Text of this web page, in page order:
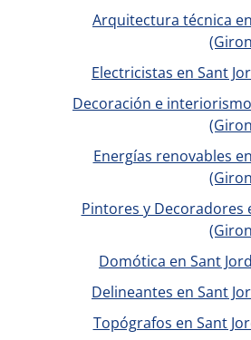
Arquitectura técnica
Electricistas en Sant
Decoración e
Energías renovables
Pintores y Decoradores
Domótica en Sant
Delineantes en Sant
Topógrafos en Sant